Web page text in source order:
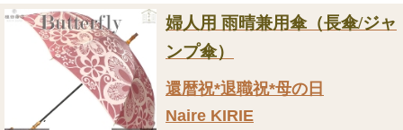
婦人用 雨晴兼用傘（長傘/ジャ
ンプ傘）
還暦祝*退職祝*母の日
Naire KIRIE